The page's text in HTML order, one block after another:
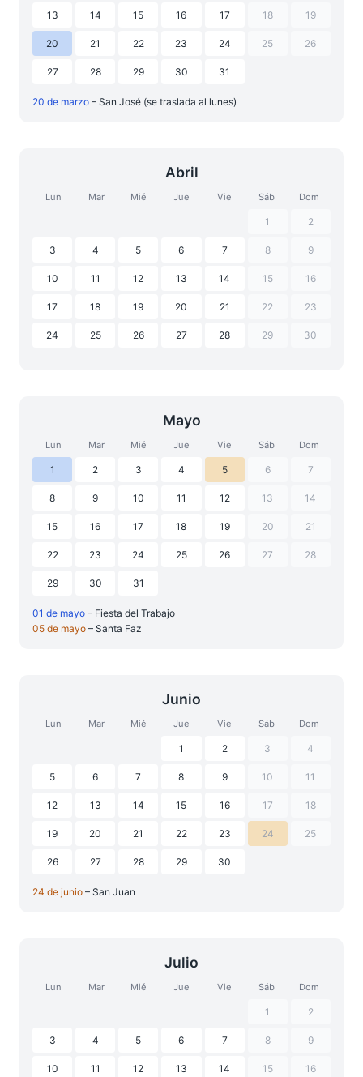
13 14 15 16 17 18 19
20 21 22 23 24 25 26
27 28 29 30 31
20 de marzo – San José (se traslada al lunes)
Abril
Lun Mar Mié Jue Vie Sáb Dom
1 2
3 4 5 6 7 8 9
10 11 12 13 14 15 16
17 18 19 20 21 22 23
24 25 26 27 28 29 30
Mayo
Lun Mar Mié Jue Vie Sáb Dom
1 2 3 4 5 6 7
8 9 10 11 12 13 14
15 16 17 18 19 20 21
22 23 24 25 26 27 28
29 30 31
01 de mayo – Fiesta del Trabajo
05 de mayo – Santa Faz
Junio
Lun Mar Mié Jue Vie Sáb Dom
1 2 3 4
5 6 7 8 9 10 11
12 13 14 15 16 17 18
19 20 21 22 23 24 25
26 27 28 29 30
24 de junio – San Juan
Julio
Lun Mar Mié Jue Vie Sáb Dom
1 2
3 4 5 6 7 8 9
10 11 12 13 14 15 16